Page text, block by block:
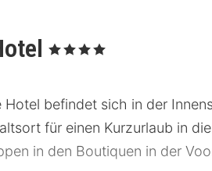
, 4 Sterne
Hotel befindet sich in der
für einen Kurzurlaub in
in den Boutiquen in der